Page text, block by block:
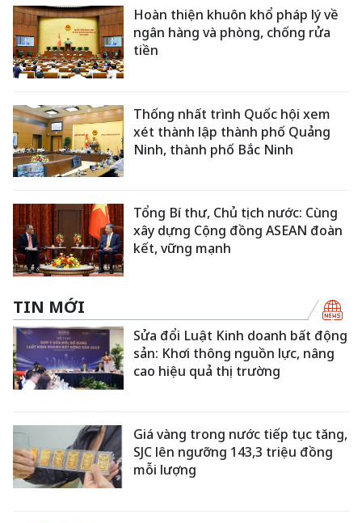
Hoàn thiện khuôn khổ pháp lý về
ngân hàng và phòng, chống rửa
tiền
Thống nhất trình Quốc hội xem
xét thành lập thành phố Quảng
Ninh, thành phố Bắc Ninh
Tổng Bí thư, Chủ tịch nước: Cùng
xây dựng Cộng đồng ASEAN đoàn
kết, vững mạnh
TIN MỚI
Sửa đổi Luật Kinh doanh bất động
sản: Khơi thông nguồn lực, nâng
cao hiệu quả thị trường
Giá vàng trong nước tiếp tục tăng,
SJC lên ngưỡng 143,3 triệu đồng
mỗi lượng